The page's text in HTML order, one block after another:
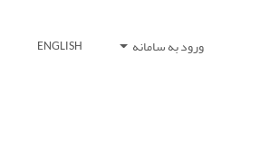
ورود به سامانه ENGLISH